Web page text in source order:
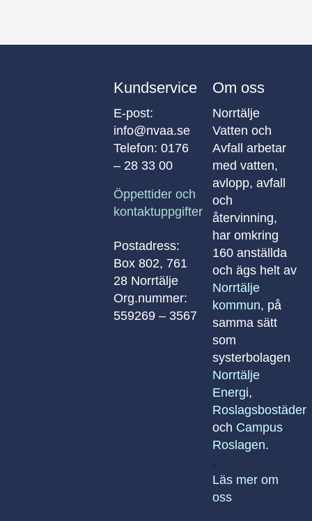
Kundservice
E-post:
info@nvaa.se
Telefon: 0176
– 28 33 00
Öppettider och
kontaktuppgifter
Postadress:
Box 802, 761
28 Norrtälje
Org.nummer:
559269 – 3567
Om oss
Norrtälje
Vatten och
Avfall arbetar
med vatten,
avlopp, avfall
och
återvinning,
har omkring
160 anställda
och ägs helt av
Norrtälje
kommun, på
samma sätt
som
systerbolagen
Norrtälje
Energi,
Roslagsbostäder
och Campus
Roslagen.
.
Läs mer om
oss